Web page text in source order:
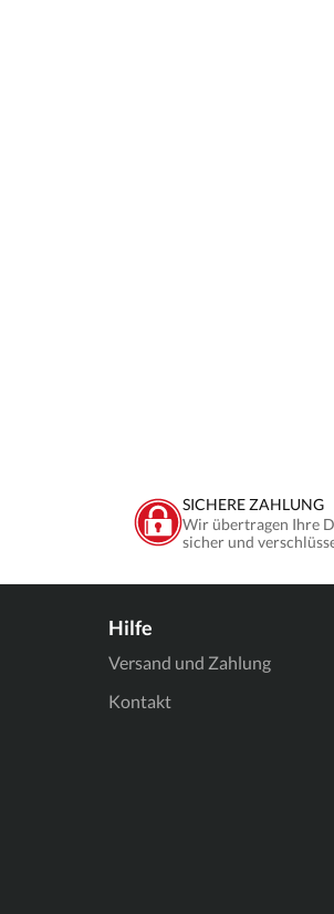
SICHERE ZAHLUNG
Wir übertragen Ihre
sicher und
Hilfe
Versand und Zahlung
Kontakt